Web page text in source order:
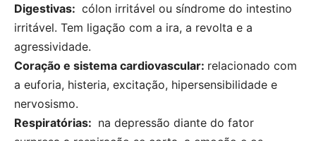
Digestivas: cólon irritável ou síndrome do intestino
irritável. Tem ligação com a ira, a revolta e a
agressividade.
Coração e sistema cardiovascular: relacionado com
a euforia, histeria, excitação, hipersensibilidade e
nervosismo.
Respiratórias: na depressão diante do fator